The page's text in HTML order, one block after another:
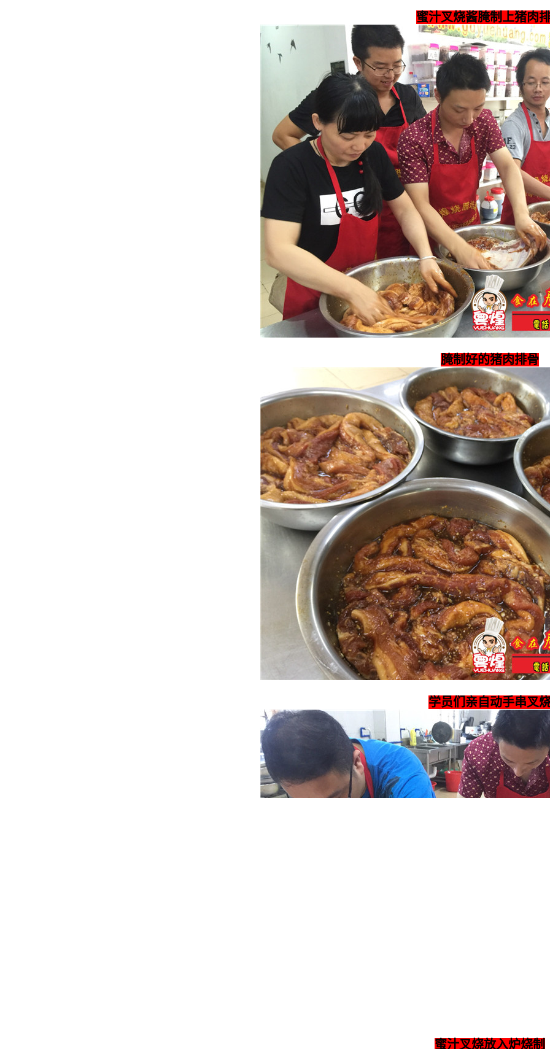
蜜汁叉烧酱腌制上猪肉
腌制好的猪肉排骨
学员们亲自动手串叉
蜜汁叉烧放入炉烧制